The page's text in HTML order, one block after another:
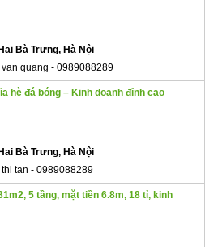
Bà Trưng, Hà Nội
quang - 0989088289
hè đá bóng – Kinh doanh đỉnh cao
Bà Trưng, Hà Nội
tan - 0989088289
5 tầng, mặt tiền 6.8m, 18 tỉ, kinh